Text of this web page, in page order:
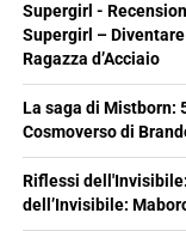
Supergirl -
Supergirl –
Ragazza d’Acciaio
La saga di Mistborn:
Cosmoverso di
Riflessi
dell’Invisibile: